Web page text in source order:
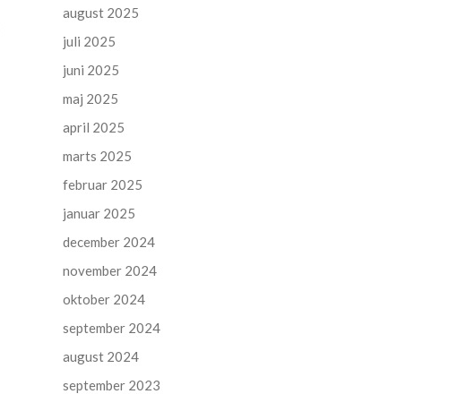
august 2025
juli 2025
juni 2025
maj 2025
april 2025
marts 2025
februar 2025
januar 2025
december 2024
november 2024
oktober 2024
september 2024
august 2024
september 2023